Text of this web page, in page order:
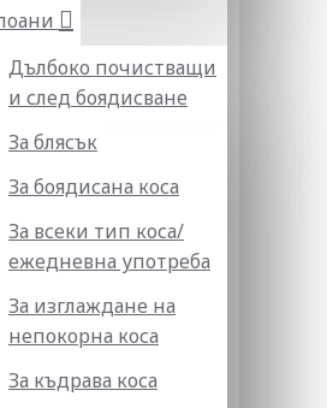
Дълбоко почистващи
и след боядисване
За блясък
За боядисана коса
За всеки тип коса/
ежедневна употреба
За изглаждане на
непокорна коса
За къдрава коса